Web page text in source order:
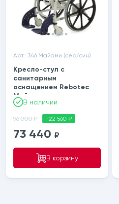
Арт.: 346 Майами (сер/син)
Кресло-стул с
санитарным
оснащением Rebotec
Майами
В наличии
96 000 ₽ -22 560 ₽
73 440 ₽
В корзину